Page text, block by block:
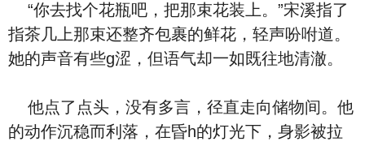
“你去找个花瓶吧，把那束花装上。”宋溪指了
指茶几上那束还整齐包裹的鲜花，轻声吩咐道。
她的声音有些g涩，但语气却一如既往地清澈。
他点了点头，没有多言，径直走向储物间。他
的动作沉稳而利落，在昏h的灯光下，身影被拉